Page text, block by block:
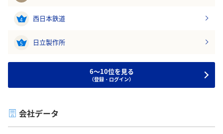
4 西日本鉄道
5 日立製作所
6～10位を見る
（登録・ログイン）
会社データ